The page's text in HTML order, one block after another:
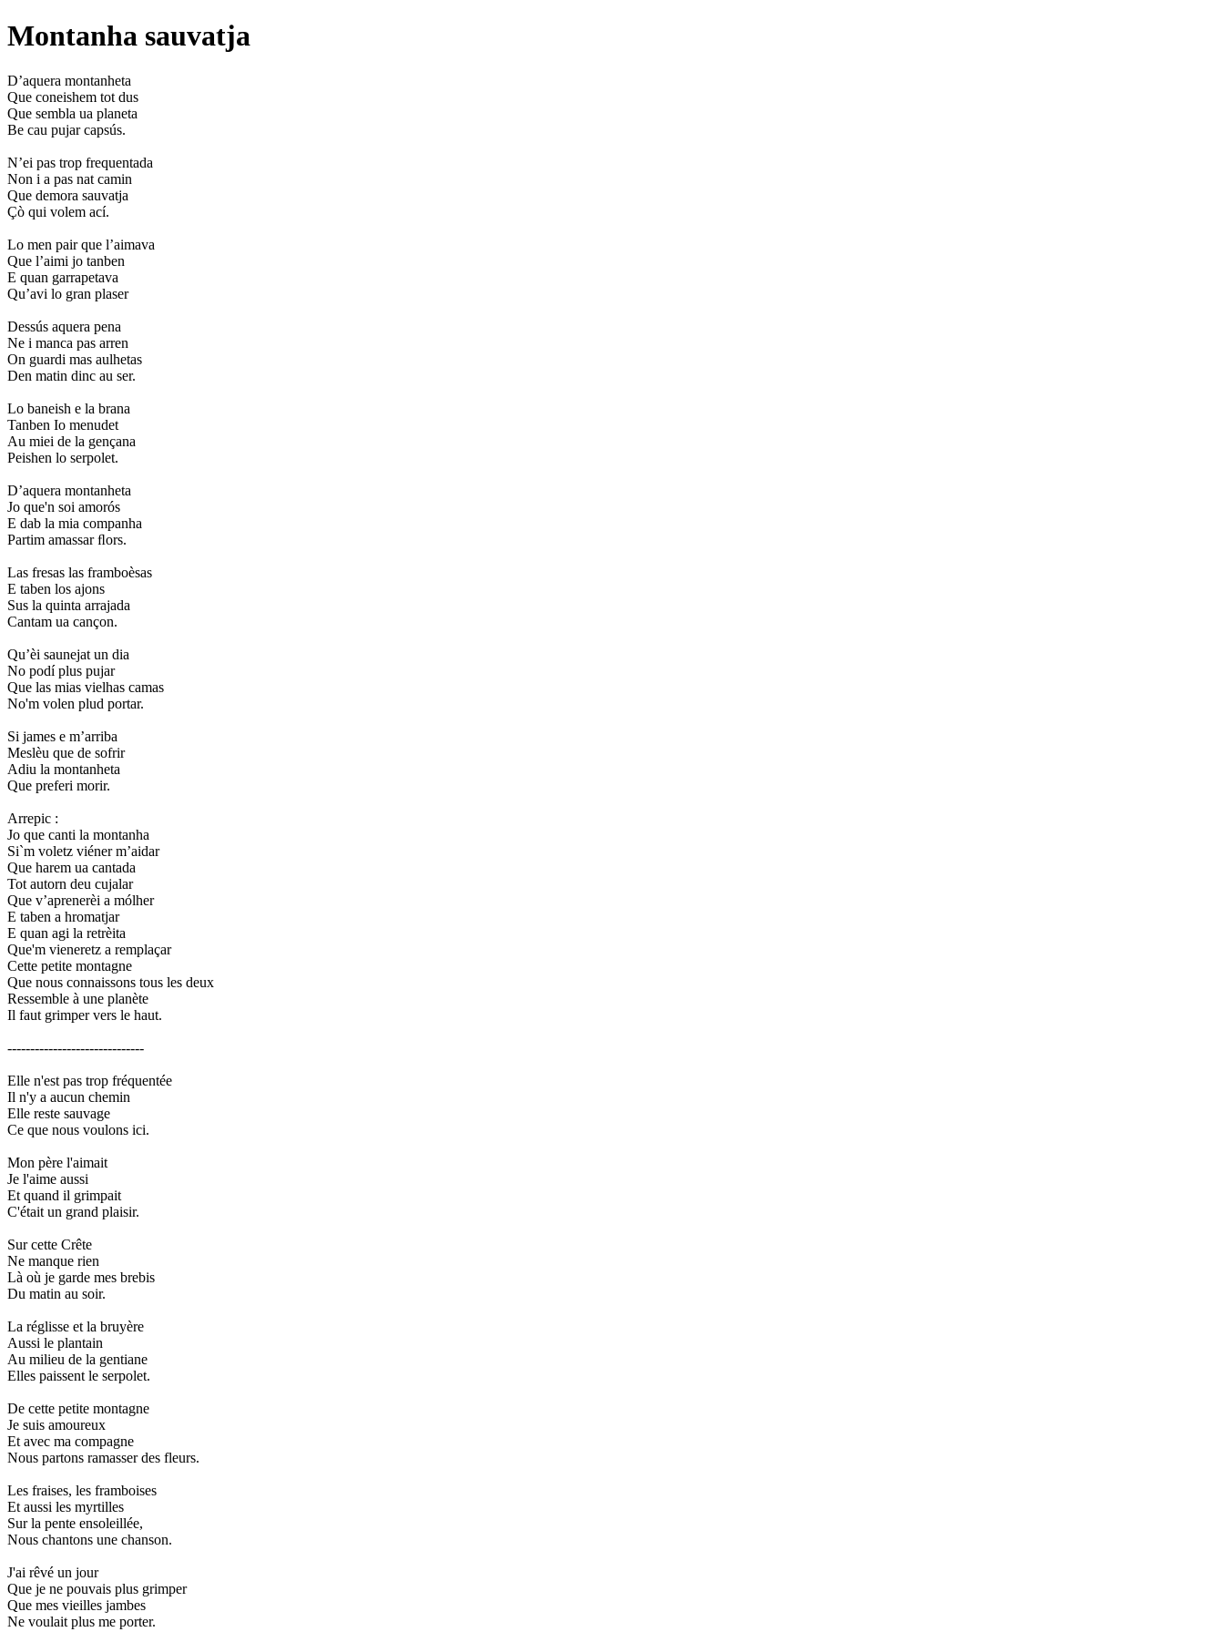
Montanha sauvatja
D’aquera montanheta
Que coneishem tot dus
Que sembla ua planeta
Be cau pujar capsús.
N’ei pas trop frequentada
Non i a pas nat camin
Que demora sauvatja
Çò qui volem ací.
Lo men pair que l’aimava
Que l’aimi jo tanben
E quan garrapetava
Qu’avi lo gran plaser
Dessús aquera pena
Ne i manca pas arren
On guardi mas aulhetas
Den matin dinc au ser.
Lo baneish e la brana
Tanben Io menudet
Au miei de la gençana
Peishen lo serpolet.
D’aquera montanheta
Jo que'n soi amorós
E dab la mia companha
Partim amassar ﬂors.
Las fresas las framboèsas
E taben los ajons
Sus la quinta arrajada
Cantam ua cançon.
Qu’èi saunejat un dia
No podí plus pujar
Que las mias vielhas camas
No'm volen plud portar.
Si james e m’arriba
Meslèu que de sofrir
Adiu la montanheta
Que preferi morir.
Arrepic :
Jo que canti la montanha
Si`m voletz viéner m’aidar
Que harem ua cantada
Tot autorn deu cujalar
Que v’aprenerèi a mólher
E taben a hromatjar
E quan agi la retrèita
Que'm vieneretz a remplaçar
Cette petite montagne
Que nous connaissons tous les deux
Ressemble à une planète
Il faut grimper vers le haut.
------------------------------
Elle n'est pas trop fréquentée
Il n'y a aucun chemin
Elle reste sauvage
Ce que nous voulons ici.
Mon père l'aimait
Je l'aime aussi
Et quand il grimpait
C'était un grand plaisir.
Sur cette Crête
Ne manque rien
Là où je garde mes brebis
Du matin au soir.
La réglisse et la bruyère
Aussi le plantain
Au milieu de la gentiane
Elles paissent le serpolet.
De cette petite montagne
Je suis amoureux
Et avec ma compagne
Nous partons ramasser des fleurs.
Les fraises, les framboises
Et aussi les myrtilles
Sur la pente ensoleillée,
Nous chantons une chanson.
J'ai rêvé un jour
Que je ne pouvais plus grimper
Que mes vieilles jambes
Ne voulait plus me porter.